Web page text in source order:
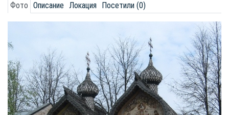
Фото Описание Локация Посетили (0)